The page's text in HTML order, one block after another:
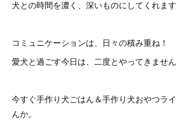
犬との時間を濃く、深いものにしてくれます
コミュニケーションは、日々の積み重ね！
愛犬と過ごす今日は、二度とやってきません
今すぐ手作り犬ごはん＆手作り犬おやつラ
んか。